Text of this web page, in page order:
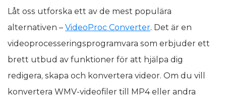
Låt oss utforska ett av de mest populära
alternativen – VideoProc Converter. Det är en
videoprocesseringsprogramvara som erbjuder ett
brett utbud av funktioner för att hjälpa dig
redigera, skapa och konvertera videor. Om du vill
konvertera WMV-videofiler till MP4 eller andra